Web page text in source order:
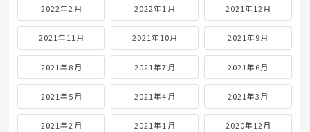
2022年2月 2022年1月 2021年12月
2021年11月 2021年10月 2021年9月
2021年8月 2021年7月 2021年6月
2021年5月 2021年4月 2021年3月
2021年2月 2021年1月 2020年12月